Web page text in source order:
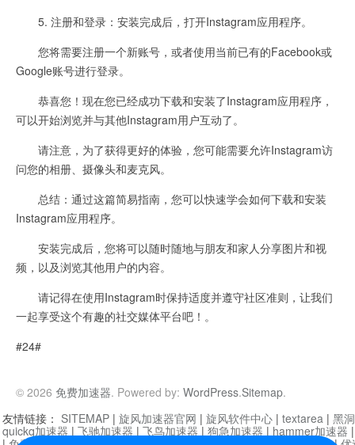
5. 注册和登录：安装完成后，打开Instagram应用程序。
您将需要注册一个新账号，或者使用当前已有的Facebook或
Google账号进行登录。
恭喜您！现在您已经成功下载和安装了Instagram应用程序，
可以开始浏览并与其他Instagram用户互动了。
请注意，为了获得更好的体验，您可能需要允许Instagram访
问您的相册、摄像头和麦克风。
总结：通过这篇简易指南，您可以快速学会如何下载和安装
Instagram应用程序。
安装完成后，您将可以随时随地与朋友和家人分享图片和视
频，以及浏览其他用户的内容。
请记得在使用Instagram时保持适度并遵守社区准则，让我们
一起享受这个有趣的社交媒体平台吧！。
#24#
© 2026 免费加速器. Powered by: WordPress.Sitemap.
友情链接： SITEMAP | 旋风加速器官网 | 旋风软件中心 | textarea | 黑
quickq加速器 | 飞驰加速器 | 飞鸟加速器 | 狗急加速器 | hammer加速器